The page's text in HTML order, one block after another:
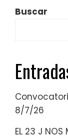
Buscar
8/7/26
EL 23 J NOS